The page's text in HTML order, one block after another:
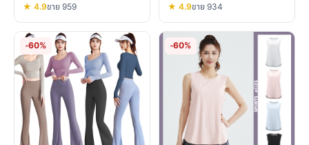
★ 4.9ขาย 959 ★ 4.9ขาย 934
-60% -60%